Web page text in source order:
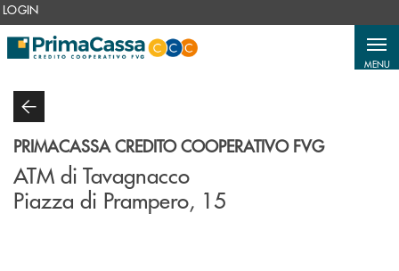
Salta al contenuto principale
LOGIN
MENU
PRIMACASSA CREDITO COOPERATIVO FVG
ATM di Tavagnacco
Piazza di Prampero, 15